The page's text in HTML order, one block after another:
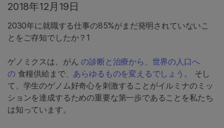
2018年12月19日
2030年に就職する仕事の85%がまだ発明されていないこ
とをご存知でしたか？1
ゲノミクスは、がんの診断と治療から、世界の人口へ
の 食糧供給まで、あらゆるものを変えるでしょう。
そし
て、学生のゲノム好奇心を刺激することがイルミナのミッ
ションを達成するための重要な第一歩であることを私たち
は知っています。